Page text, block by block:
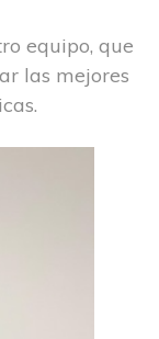
equipo, que
las mejores